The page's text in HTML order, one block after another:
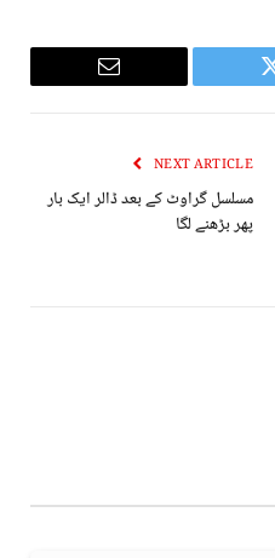
Twitter
Email
NEXT ARTICLE
مسلسل گراوٹ کے بعد ڈالر ایک بار
پھر بڑھنے لگا